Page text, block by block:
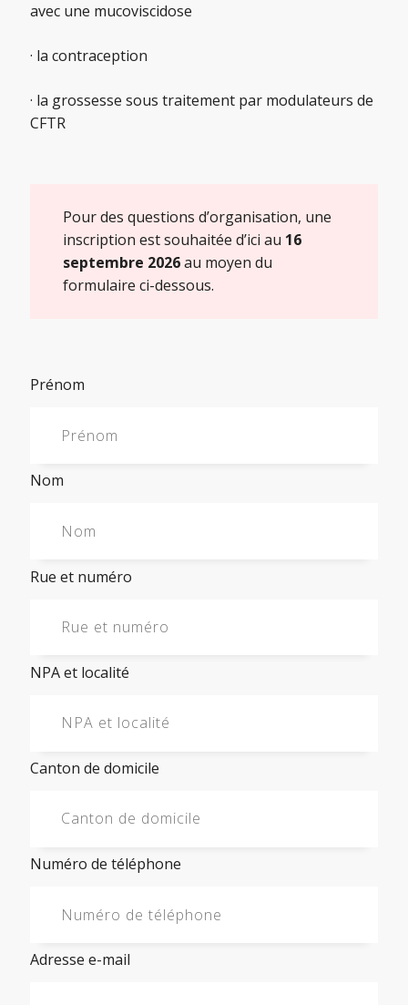
avec une mucoviscidose
· la contraception
· la grossesse sous traitement par modulateurs de
CFTR
Pour des questions d’organisation, une
inscription est souhaitée d’ici au 16
septembre 2026au moyen du
formulaire ci-dessous.
Prénom
Nom
Rue et numéro
NPA et localité
Canton de domicile
Numéro de téléphone
Adresse e-mail